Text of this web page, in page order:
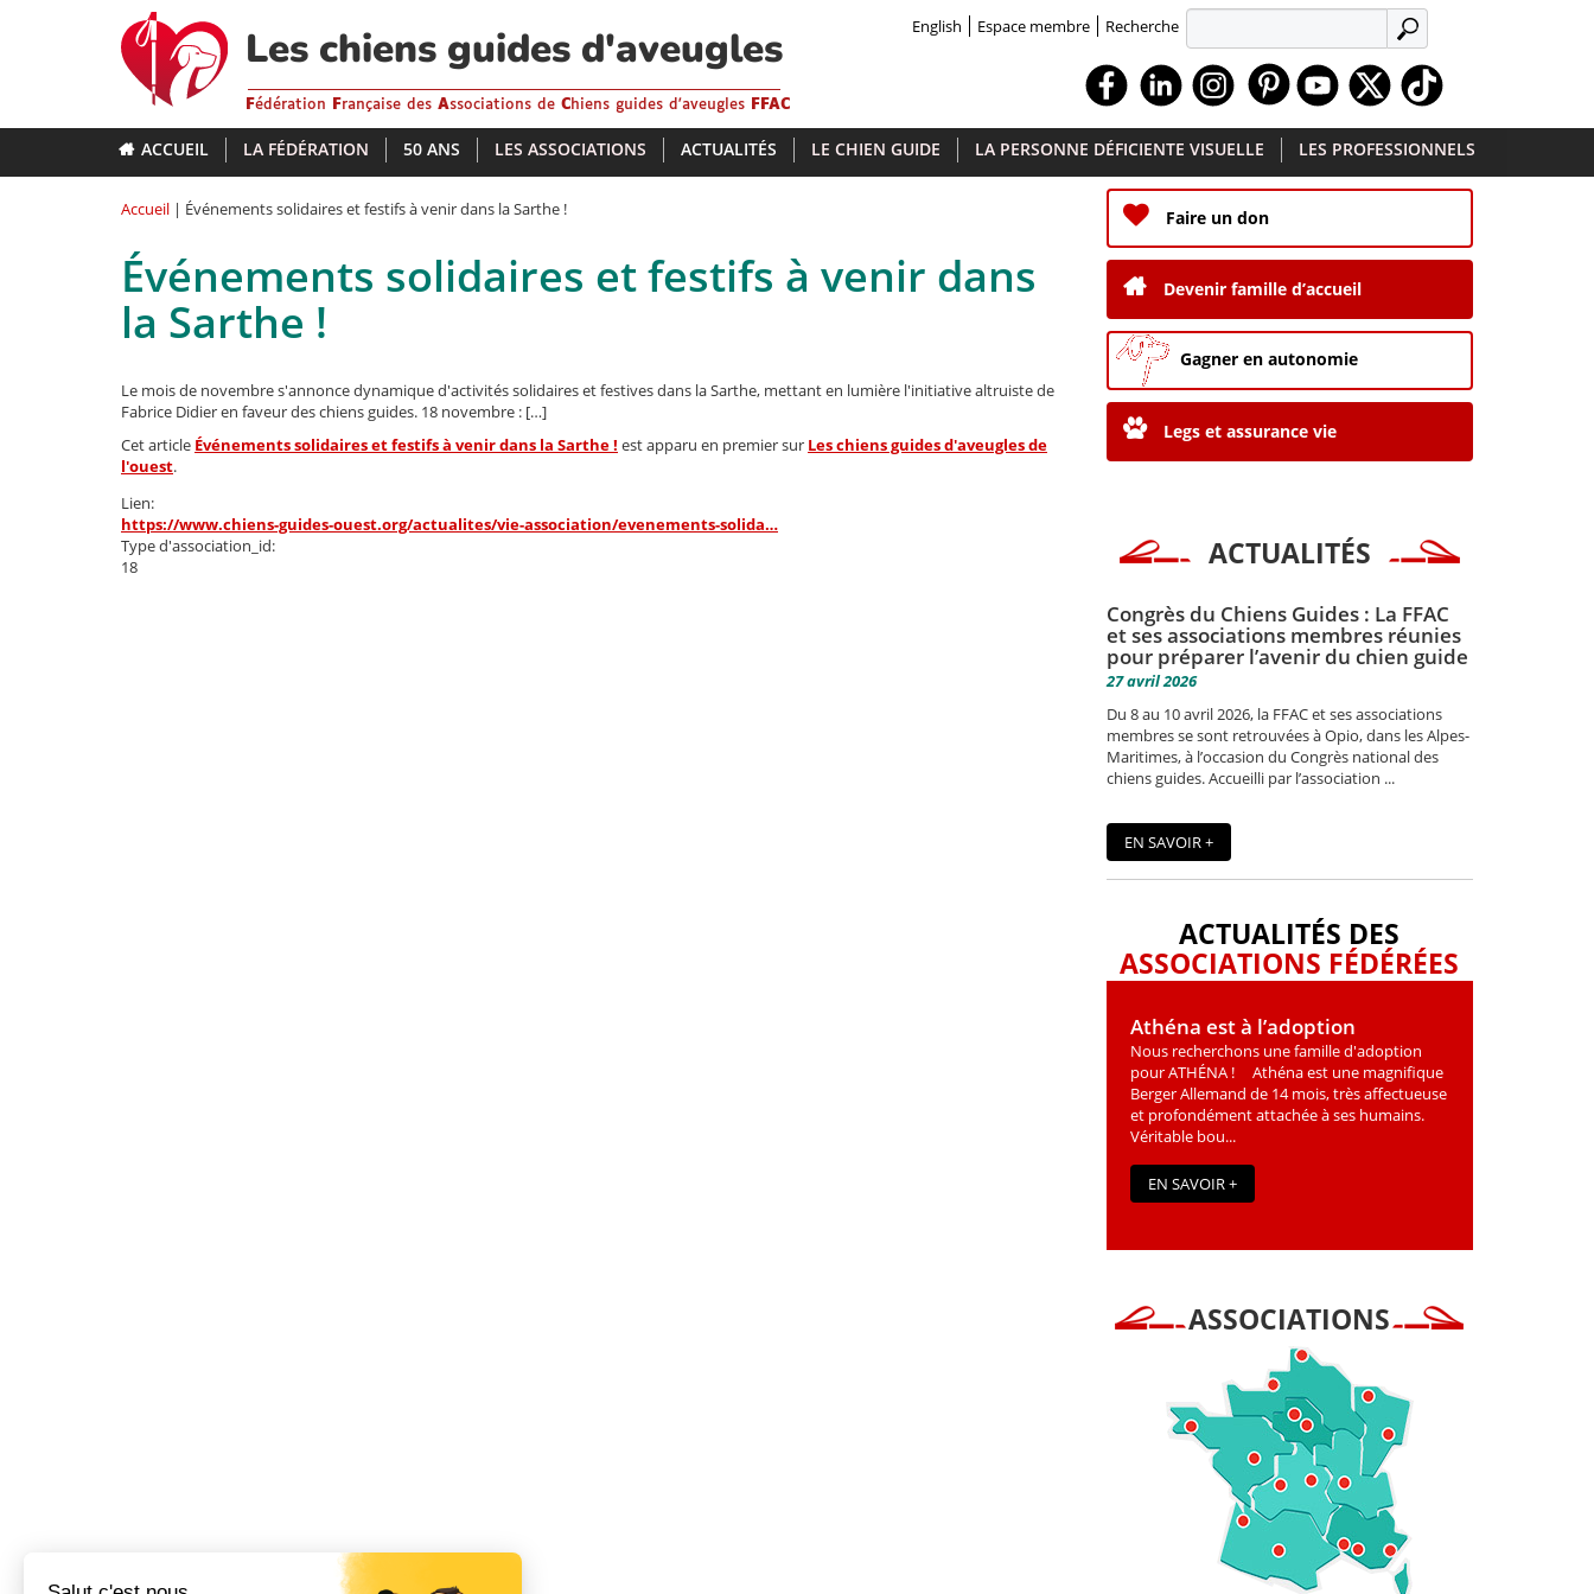
Les chiens guides d'aveugles
Fédération Française des Associations de Chiens guides d'aveugles FFAC
English Espace membre Recherche APPLIQUER
FacebookLinkedin Instagram Youtube
ACCUEIL LA FÉDÉRATION 50 ANS LES ASSOCIATIONS ACTUALITÉS LE CHIEN GUIDE LA PERSONNE DÉFICIENTE VISUELLE LES PROFESSIONNELS
Accueil | Événements solidaires et festifs à venir dans la Sarthe !
Événements solidaires et festifs à venir dans
la Sarthe !
Le mois de novembre s'annonce dynamique d'activités solidaires et festives dans la Sarthe, mettant en lumière l'initiative altruiste de
Fabrice Didier en faveur des chiens guides. 18 novembre : […]
Cet article Événements solidaires et festifs à venir dans la Sarthe ! est apparu en premier sur Les chiens guides d'aveugles de
l'ouest.
Lien:
https://www.chiens-guides-ouest.org/actualites/vie-association/evenements-solida…
Type d'association_id:
18
Faire un don
Devenir famille d’accueil
Gagner en autonomie
Legs et assurance vie
ACTUALITÉS
Congrès du Chiens Guides : La FFAC
et ses associations membres réunies
pour préparer l’avenir du chien guide
27 avril 2026
Du 8 au 10 avril 2026, la FFAC et ses associations
membres se sont retrouvées à Opio, dans les Alpes-
Maritimes, à l’occasion du Congrès national des
chiens guides. Accueilli par l’association ...
EN SAVOIR +
ACTUALITÉS DES
ASSOCIATIONS FÉDÉRÉES
Athéna est à l’adoption
Nous recherchons une famille d'adoption
pour ATHÉNA ! Athéna est une magniﬁque
Berger Allemand de 14 mois, très affectueuse
et profondément attachée à ses humains.
Véritable bou...
EN SAVOIR +
ASSOCIATIONS